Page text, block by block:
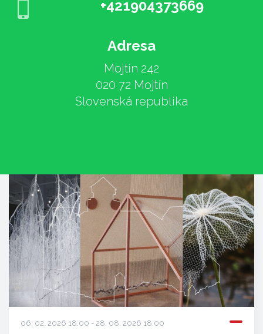
+421904373669
Adresa
Mojtín 242
020 72 Mojtín
Slovenská republika
06. 02. 2026 18:00 - 28. 08. 2026 18:00